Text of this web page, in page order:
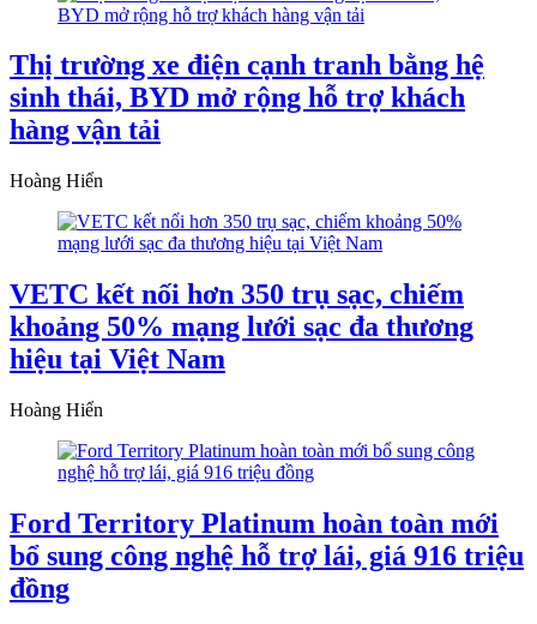
Thị trường xe điện cạnh tranh bằng hệ
sinh thái, BYD mở rộng hỗ trợ khách
hàng vận tải
Hoàng Hiển
VETC kết nối hơn 350 trụ sạc, chiếm
khoảng 50% mạng lưới sạc đa thương
hiệu tại Việt Nam
Hoàng Hiển
Ford Territory Platinum hoàn toàn mới
bổ sung công nghệ hỗ trợ lái, giá 916 triệu
đồng